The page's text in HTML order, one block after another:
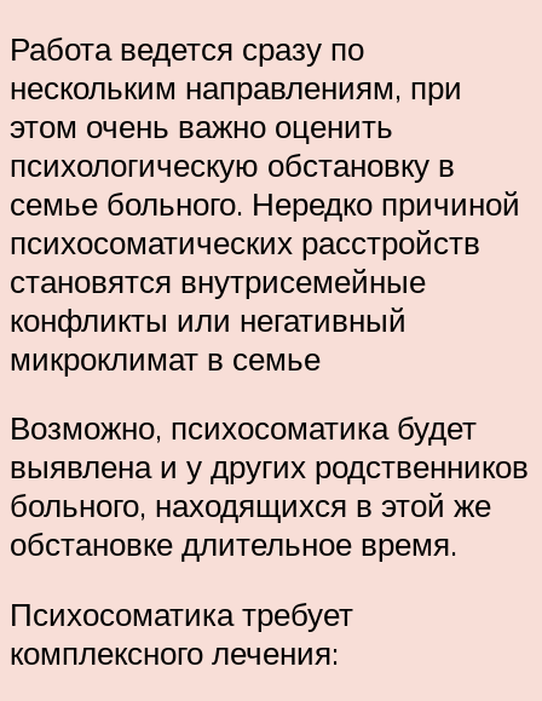
Работа ведется сразу по
нескольким направлениям, при
этом очень важно оценить
психологическую обстановку в
семье больного. Нередко причиной
психосоматических расстройств
становятся внутрисемейные
конфликты или негативный
микроклимат в семье
Возможно, психосоматика будет
выявлена и у других родственников
больного, находящихся в этой же
обстановке длительное время.
Психосоматика требует
комплексного лечения: